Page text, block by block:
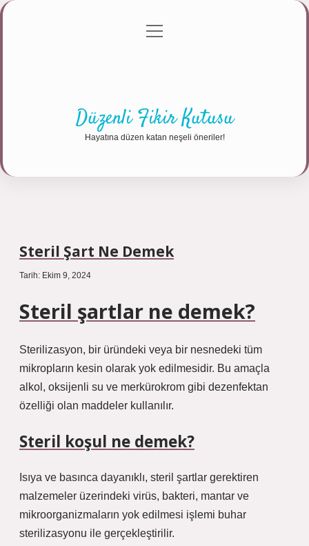
Gizlilik Politikası
menüyü
Düzenli Fikir Kutusu
Hayatına düzen katan neşeli öneriler!
Steril Şart Ne Demek
Tarih: Ekim 9, 2024
Steril şartlar ne demek?
Sterilizasyon, bir üründeki veya bir nesnedeki tüm
mikropların kesin olarak yok edilmesidir. Bu amaçla
alkol, oksijenli su ve merkürokrom gibi dezenfektan
özelliği olan maddeler kullanılır.
Steril koşul ne demek?
Isıya ve basınca dayanıklı, steril şartlar gerektiren
malzemeler üzerindeki virüs, bakteri, mantar ve
mikroorganizmaların yok edilmesi işlemi buhar
sterilizasyonu ile gerçekleştirilir.